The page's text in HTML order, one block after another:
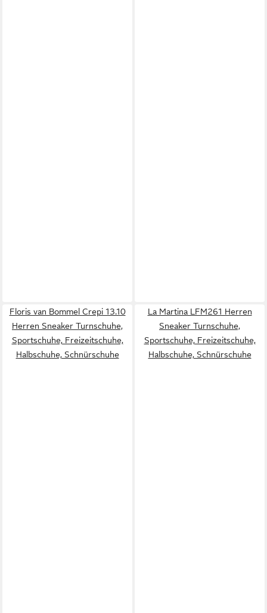
Floris van Bommel Crepi 13.10
Herren Sneaker Turnschuhe,
Sportschuhe, Freizeitschuhe,
Halbschuhe, Schnürschuhe
La Martina LFM261 Herren
Sneaker Turnschuhe,
Sportschuhe, Freizeitschuhe,
Halbschuhe, Schnürschuhe